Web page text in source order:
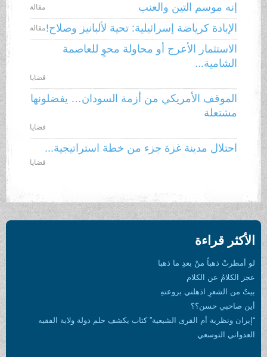
إنه موسم التين والعنب مقالة
الإبادة كرياضة إسرائيلية: تحية لألبانيز وصلاح!مقالة
الاستثمار الأعرج أو محاولة محوٍ للعاصمة
الشامية...
قضايا
الموقف الأمريكي من أزمة السودان… يفضلونها
مشتعلة
قضايا
احتلال مدينة غزة جزء من خطة استراتيجية...
قضايا
الأكثر قراءة
لو أمطرتْ ذهباً منْ بعدِ ما ذهبا
عجز الكلامُ عن الكلام
بيتٌ من الشعرِ اذهلني بروعتهِ
أين صاحبي حسن؟؟
“إيران ونظرية أم القرى الشيعية” كتاب يكشف حلم دولة ولاية الفقيه
العدواني التوسعي